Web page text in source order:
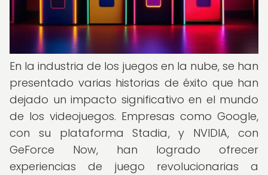
En la industria de los juegos en la nube, se han
presentado varias historias de éxito que han
dejado un impacto significativo en el mundo
de los videojuegos. Empresas como Google,
con su plataforma Stadia, y NVIDIA, con
GeForce Now, han logrado ofrecer
experiencias de juego revolucionarias a